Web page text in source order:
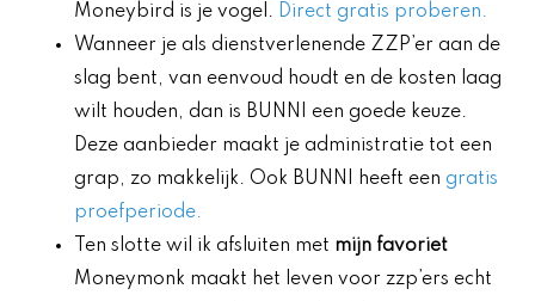
Moneybird is je vogel. Direct gratis proberen.
Wanneer je als dienstverlenende ZZP’er aan de
slag bent, van eenvoud houdt en de kosten laag
wilt houden, dan is BUNNI een goede keuze.
Deze aanbieder maakt je administratie tot een
grap, zo makkelijk. Ook BUNNI heeft een gratis
proefperiode.
Ten slotte wil ik afsluiten met mijn favoriet
Moneymonk maakt het leven voor zzp’ers echt